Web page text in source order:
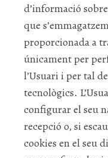
d’informació
que
proporcionada a
únicament per
l’Usuari i per tal
tecnològics.
configurar el seu
recepció o, si
cookies en el seu